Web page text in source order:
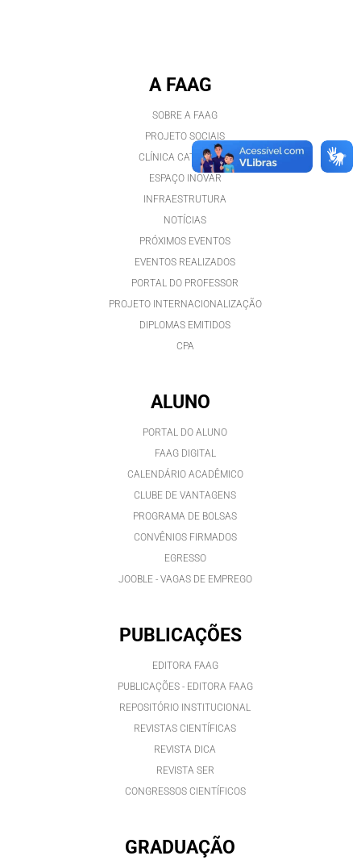
A FAAG
SOBRE A FAAG
PROJETO SOCIAIS
CLÍNICA CATAVENTO
ESPAÇO INOVAR
INFRAESTRUTURA
NOTÍCIAS
PRÓXIMOS EVENTOS
EVENTOS REALIZADOS
PORTAL DO PROFESSOR
PROJETO INTERNACIONALIZAÇÃO
DIPLOMAS EMITIDOS
CPA
ALUNO
PORTAL DO ALUNO
FAAG DIGITAL
CALENDÁRIO ACADÊMICO
CLUBE DE VANTAGENS
PROGRAMA DE BOLSAS
CONVÊNIOS FIRMADOS
EGRESSO
JOOBLE - VAGAS DE EMPREGO
PUBLICAÇÕES
EDITORA FAAG
PUBLICAÇÕES - EDITORA FAAG
REPOSITÓRIO INSTITUCIONAL
REVISTAS CIENTÍFICAS
REVISTA DICA
REVISTA SER
CONGRESSOS CIENTÍFICOS
GRADUAÇÃO